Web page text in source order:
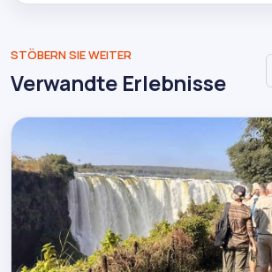
STÖBERN SIE WEITER
Verwandte Erlebnisse